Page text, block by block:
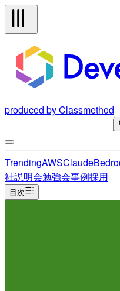
produced by Classmethod
TrendingAWSClaude
社説明会勉強会事例採用
目次